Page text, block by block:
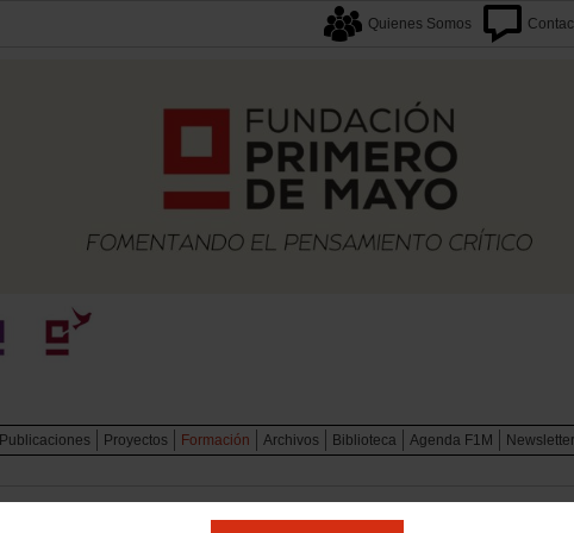
Quienes Somos
Publicaciones Proyectos Formación Archivos Biblioteca Agenda F1M
Newsletter